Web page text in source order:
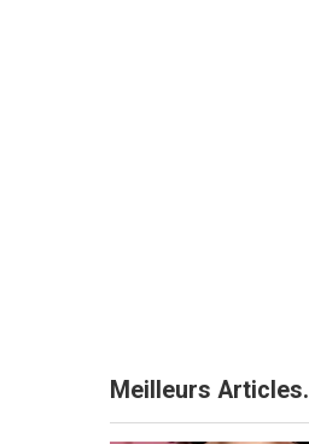
Meilleurs Articles.